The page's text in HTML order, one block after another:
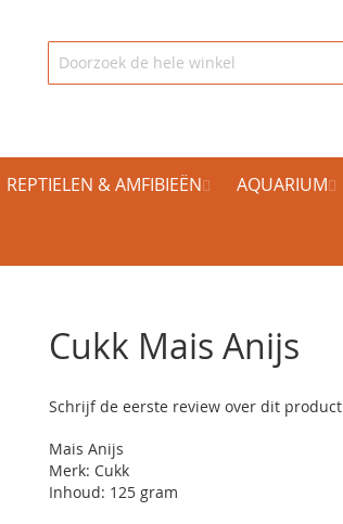
REPTIELEN & AMFIBIEËN AQUARIUM
Cukk Mais Anijs
Schrijf de eerste review over dit product
Mais Anijs
Merk: Cukk
Inhoud: 125 gram